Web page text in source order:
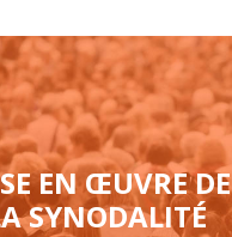
EN ŒUVRE DE
SYNODALITÉ